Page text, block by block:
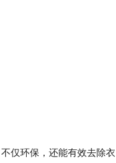
仅环保，还能有效去除衣